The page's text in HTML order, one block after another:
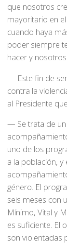
que nosotros
mayoritario en
cuando haya
poder siempre
hacer y
— Este fin de
contra la
al Presidente
— Se trata de
uno de los
a la población,
género. El
seis meses con
Mínimo, Vital y
es suficiente. El
son violentadas